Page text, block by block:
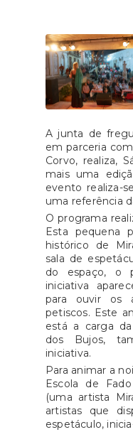
A junta de
em parceria
Corvo, realiza,
mais uma
evento realiza-
uma referência
O programa
Esta pequena
histórico de
sala de
do espaço, o
iniciativa
para ouvir os
petiscos. Este
está a carga
dos Bujos,
iniciativa.
Para animar a
Escola de
(uma artista
artistas que
espetáculo,